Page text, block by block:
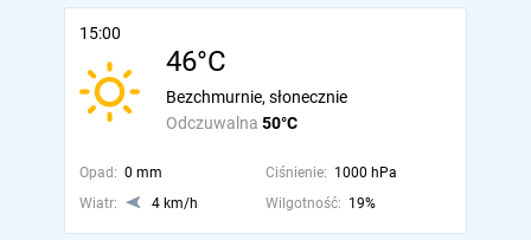
15:00
46°C
Odczuwalna 50°C
Bezchmurnie, słonecznie
Opad: 0 mm Ciśnienie: 1000 hPa
Wiatr:
4 km/h Wilgotność: 19%